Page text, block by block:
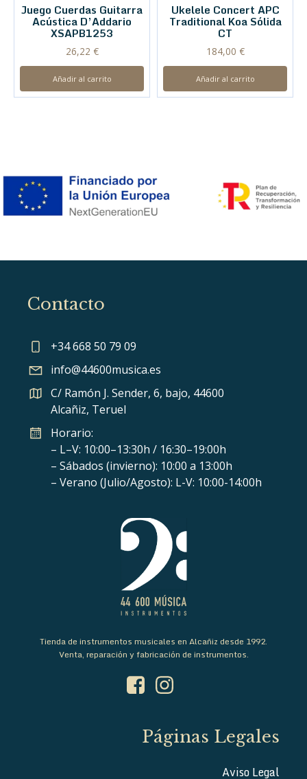
Juego Cuerdas Guitarra
Acústica D’Addario
XSAPB1253
26,22 €
Añadir al carrito
Ukelele Concert APC
Traditional Koa Sólida
CT
184,00 €
Añadir al carrito
Contacto
+34 668 50 79 09
info@44600musica.es
C/ Ramón J. Sender, 6, bajo, 44600
Alcañiz, Teruel
Horario:
– L–V: 10:00–13:30h / 16:30–19:00h
– Sábados (invierno): 10:00 a 13:00h
– Verano (Julio/Agosto): L-V: 10:00-14:00h
Tienda de instrumentos musicales en Alcañiz desde 1992.
Venta, reparación y fabricación de instrumentos.
Páginas Legales
Aviso Legal